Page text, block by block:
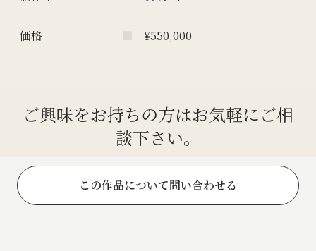
価格 ¥550,000
ご興味をお持ちの方はお気軽にご相
談下さい。
この作品について問い合わせる